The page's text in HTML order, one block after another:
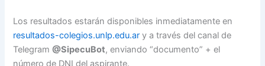
Los resultados estarán disponibles inmediatamente en
resultados-colegios.unlp.edu.ar y a través del canal de
Telegram@SipecuBot, enviando “documento” + el
número de DNI del aspirante.